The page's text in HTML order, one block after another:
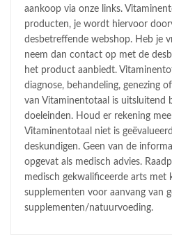
aankoop via onze links.
producten, je wordt hiervoor
desbetreffende webshop. Heb je
neem dan contact op met de
het product aanbiedt.
diagnose, behandeling, genezing
van Vitaminentotaal is uitsluitend
doeleinden. Houd er rekening
Vitaminentotaal niet is
deskundigen. Geen van de
opgevat als medisch advies.
medisch gekwalificeerde arts met
supplementen voor aanvang van
supplementen/natuurvoeding.